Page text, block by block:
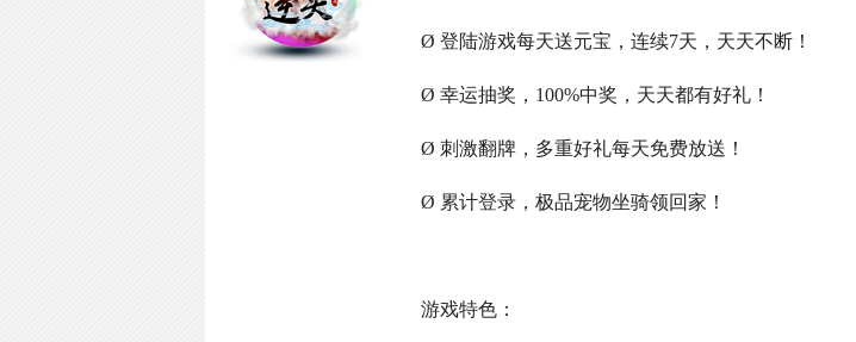
Ø 登陆游戏每天送元宝，连续7天，天天不断！
Ø 幸运抽奖，100%中奖，天天都有好礼！
Ø 刺激翻牌，多重好礼每天免费放送！
Ø 累计登录，极品宠物坐骑领回家！
游戏特色：